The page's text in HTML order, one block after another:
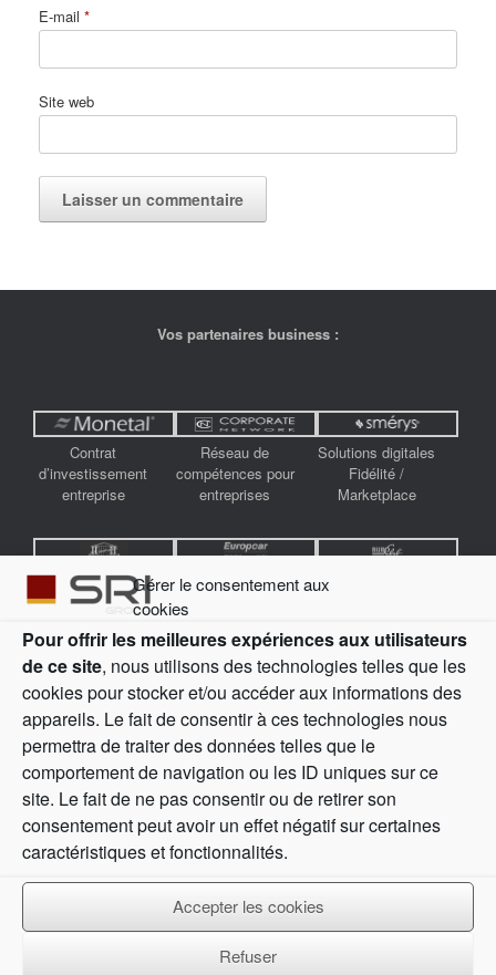
Gérer le consentement aux
cookies
Pour offrir les meilleures expériences aux utilisateurs
de ce site, nous utilisons des technologies telles que les
cookies pour stocker et/ou accéder aux informations des
appareils. Le fait de consentir à ces technologies nous
permettra de traiter des données telles que le
comportement de navigation ou les ID uniques sur ce
site. Le fait de ne pas consentir ou de retirer son
consentement peut avoir un effet négatif sur certaines
caractéristiques et fonctionnalités.
Accepter les cookies
Refuser
E-mail *
Site web
Vos partenaires business :
Contrat
d’investissement
entreprise
Réseau de
compétences pour
entreprises
Solutions digitales
Fidélité /
Marketplace
Bourse Direct Europcar
Information sur les risques : Négocier des instruments financiers
et/ou des crypto-monnaies implique des risques élevés,
notamment le risque de perdre tout ou partie de votre
investissement. Cela pourrait ne pas convenir à tous les
investisseurs, notamment les non-initiés. Les prix des crypto-
monnaies sont extrêmement volatils et peuvent être affectés par
des facteurs externes tels que des événements financiers,
réglementaires ou politiques. La négociation sur marge augmente
les risques financiers.
Avant de décider de négocier des instruments financiers ou des
crypto-monnaies, vous devez être pleinement informé des risques
et des frais associés aux transactions sur les marchés financiers,
examiner attentivement vos objectifs de placement, votre niveau